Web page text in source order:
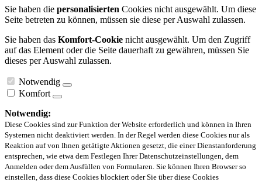
Sie haben die personalisierten Cookies nicht ausgewählt. Um diese
Seite betreten zu können, müssen sie diese per Auswahl zulassen.
Sie haben das Komfort-Cookie nicht ausgewählt. Um den Zugriff
auf das Element oder die Seite dauerhaft zu gewähren, müssen Sie
dieses per Auswahl zulassen.
Notwendig
Komfort
Notwendig:
Diese Cookies sind zur Funktion der Website erforderlich und können in Ihren
Systemen nicht deaktiviert werden. In der Regel werden diese Cookies nur als
Reaktion auf von Ihnen getätigte Aktionen gesetzt, die einer Dienstanforderung
entsprechen, wie etwa dem Festlegen Ihrer Datenschutzeinstellungen, dem
Anmelden oder dem Ausfüllen von Formularen. Sie können Ihren Browser so
einstellen, dass diese Cookies blockiert oder Sie über diese Cookies